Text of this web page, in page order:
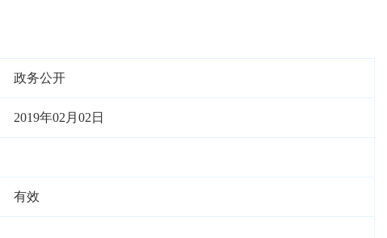
政务公开
2019年02月02日
有效